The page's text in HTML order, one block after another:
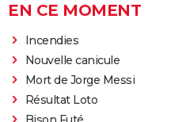
EN CE MOMENT
Incendies
Nouvelle canicule
Mort de Jorge Messi
Résultat Loto